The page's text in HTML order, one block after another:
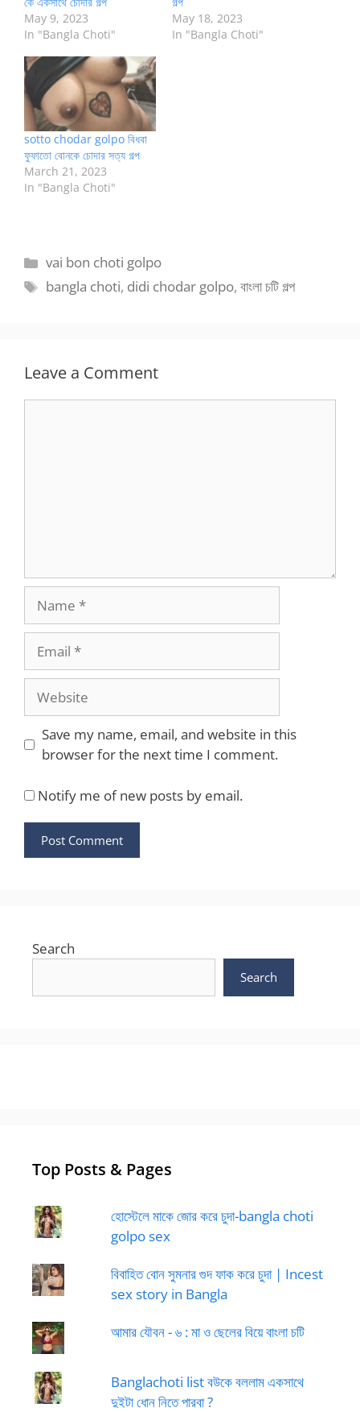
May 9, 2023
In "Bangla Choti"
May 18, 2023
In "Bangla Choti"
sotto chodar golpo বিধবা
ফুফাতো বোনকে চোদার সত্য গল্প
March 21, 2023
In "Bangla Choti"
Categories
vai bon choti golpo
Tags
bangla choti, didi chodar golpo,বাংলা চটি গল্প
Leave a Comment
Website
Save my name, email, and website in this
browser for the next time I comment.
Notify me of new posts by email.
Search
Search
Top Posts & Pages
হোস্টেলে মাকে জোর করে চুদা-bangla choti
golpo sex
বিবাহিত বোন সুমনার গুদ ফাক করে চুদা | Incest
sex story in Bangla
আমার যৌবন - ৬ : মা ও ছেলের বিয়ে বাংলা চটি
Banglachoti list বউকে বললাম একসাথে
দুইটা ধোন নিতে পারবা ?